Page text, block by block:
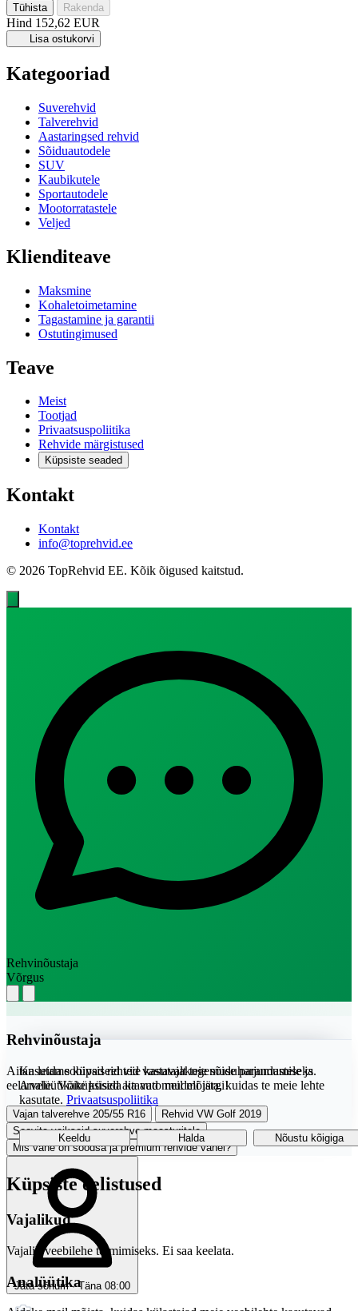
Tühista Rakenda
Hind 152,62 EUR
Lisa ostukorvi
Kategooriad
Suverehvid
Talverehvid
Aastaringsed rehvid
Sõiduautodele
SUV
Kaubikutele
Sportautodele
Mootorratastele
Veljed
Klienditeave
Maksmine
Kohaletoimetamine
Tagastamine ja garantii
Ostutingimused
Teave
Meist
Tootjad
Privaatsuspoliitika
Rehvide märgistused
Küpsiste seaded
Kontakt
Kontakt
info@toprehvid.ee
© 2026 TopRehvid EE. Kõik õigused kaitstud.
Rehvinõustaja
Võrgus
Rehvinõustaja
Aitan leida sobivad rehvid vastavalt teie sõiduharjumustele ja
eelarvele. Võite küsida ka auto mudeli järgi!
Vajan talverehve 205/55 R16
Rehvid VW Golf 2019
Soovita vaikseid suverehve maasturitele
Mis vahe on soodsa ja premium rehvide vahel?
Jäta sõnum · Täna 08:00
Kasutame küpsiseid teie kasutajakogemuse parandamiseks.
Analüütikaküpsised aitavad meil mõista, kuidas te meie lehte
kasutate. Privaatsuspoliitika
Keeldu Halda Nõustu kõigiga
Küpsiste eelistused
Vajalikud
Vajalik veebilehe toimimiseks. Ei saa keelata.
Analüütika